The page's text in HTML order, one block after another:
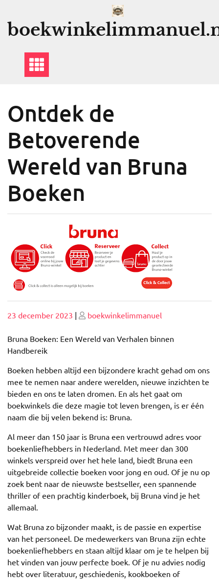
Ontdek de
Betoverende
Wereld van Bruna
Boeken
Geplaatst
23 december 2023 | Geplaatst
boekwinkelimmanuel
Bruna Boeken: Een Wereld van Verhalen binnen
Handbereik
Boeken hebben altijd een bijzondere kracht gehad om ons
mee te nemen naar andere werelden, nieuwe inzichten te
bieden en ons te laten dromen. En als het gaat om
boekwinkels die deze magie tot leven brengen, is er één
naam die bij velen bekend is: Bruna.
Al meer dan 150 jaar is Bruna een vertrouwd adres voor
boekenliefhebbers in Nederland. Met meer dan 300
winkels verspreid over het hele land, biedt Bruna een
uitgebreide collectie boeken voor jong en oud. Of je nu op
zoek bent naar de nieuwste bestseller, een spannende
thriller of een prachtig kinderboek, bij Bruna vind je het
allemaal.
Wat Bruna zo bijzonder maakt, is de passie en expertise
van het personeel. De medewerkers van Bruna zijn echte
boekenliefhebbers en staan altijd klaar om je te helpen bij
het vinden van jouw perfecte boek. Of je nu advies nodig
hebt over literatuur, geschiedenis, kookboeken of